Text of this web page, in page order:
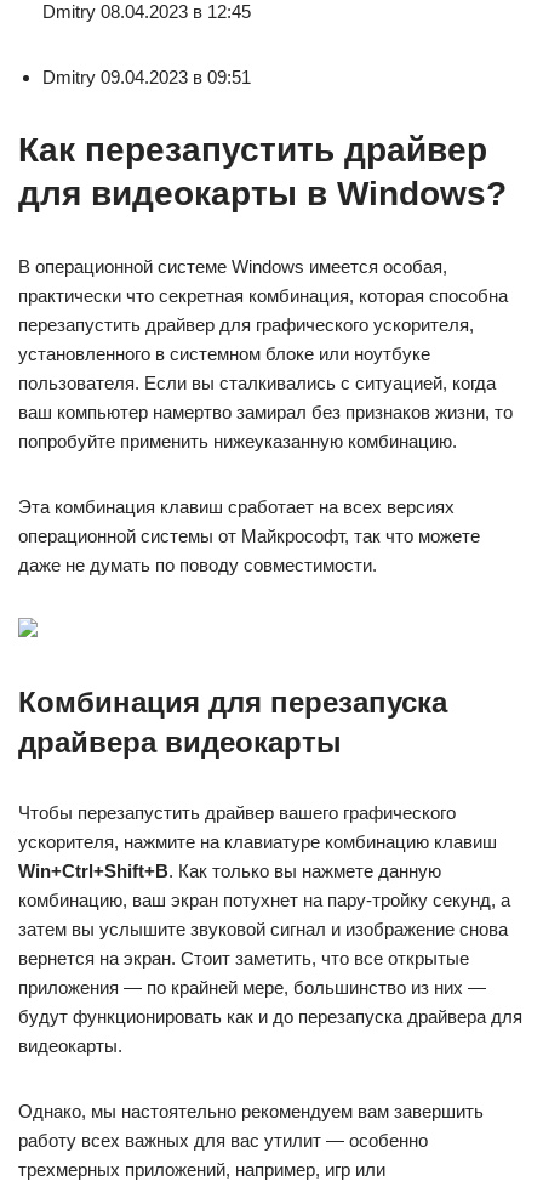
Dmitry 08.04.2023 в 12:45
Dmitry 09.04.2023 в 09:51
Как перезапустить драйвер
для видеокарты в Windows?
В операционной системе Windows имеется особая,
практически что секретная комбинация, которая способна
перезапустить драйвер для графического ускорителя,
установленного в системном блоке или ноутбуке
пользователя. Если вы сталкивались с ситуацией, когда
ваш компьютер намертво замирал без признаков жизни, то
попробуйте применить нижеуказанную комбинацию.
Эта комбинация клавиш сработает на всех версиях
операционной системы от Майкрософт, так что можете
даже не думать по поводу совместимости.
Комбинация для перезапуска
драйвера видеокарты
Чтобы перезапустить драйвер вашего графического
ускорителя, нажмите на клавиатуре комбинацию клавиш
Win+Ctrl+Shift+B. Как только вы нажмете данную
комбинацию, ваш экран потухнет на пару-тройку секунд, а
затем вы услышите звуковой сигнал и изображение снова
вернется на экран. Стоит заметить, что все открытые
приложения — по крайней мере, большинство из них —
будут функционировать как и до перезапуска драйвера для
видеокарты.
Однако, мы настоятельно рекомендуем вам завершить
работу всех важных для вас утилит — особенно
трехмерных приложений, например, игр или